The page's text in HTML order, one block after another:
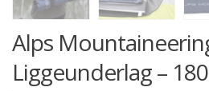
Alps
Liggeunderlag –